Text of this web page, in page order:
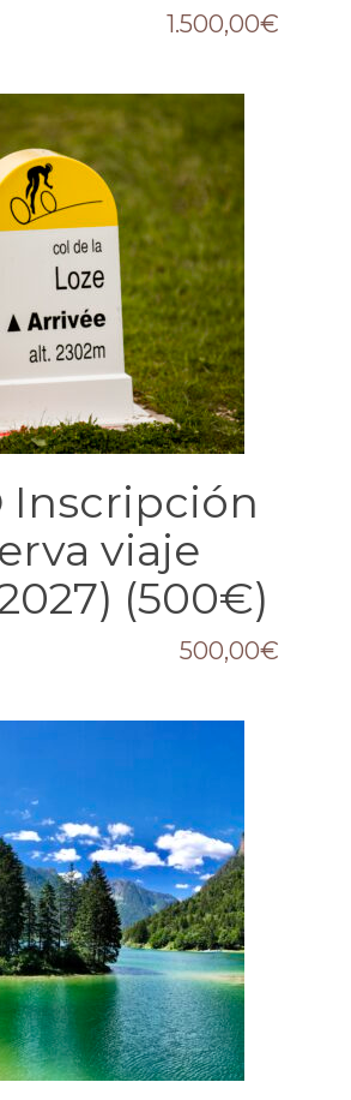
1.500,00€
Inscripción
viaje
(500€)
500,00€